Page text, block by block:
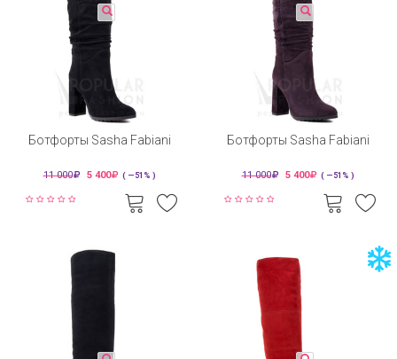
Ботфорты Sasha Fabiani
11 000 5 400 ( —51% )
Ботфорты Sasha Fabiani
11 000 5 400 ( —51% )